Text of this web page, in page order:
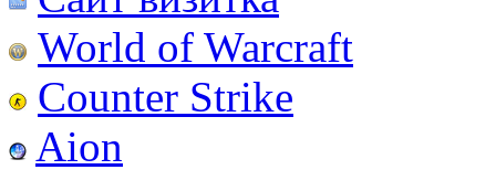
World of Warcraft
Counter Strike
Aion